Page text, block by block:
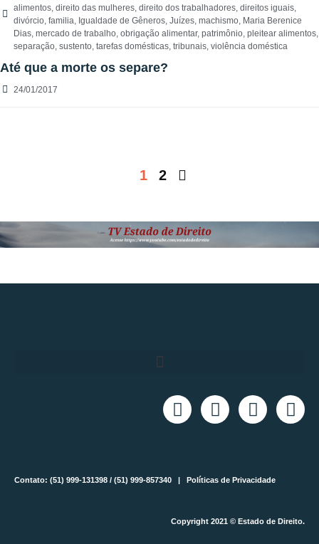
alimentos, direito das mulheres, direito dos trabalhadores, direitos iguais,
divórcio, familia, Igualdade de Gêneros, Juízes, machismo, Maria Berenice
Dias, mercado de trabalho, obrigação alimentar, patrimônio, pleitear alimentos,
separação, sustento, tarefas domésticas, tribunais, violência doméstica
Até que a morte os separe?
24/01/2017
1 2
Contato: (51) 999-131398 / (51) 999-857340 | Políticas de Privacidade
Copyright 2021 © Estado de Direito.